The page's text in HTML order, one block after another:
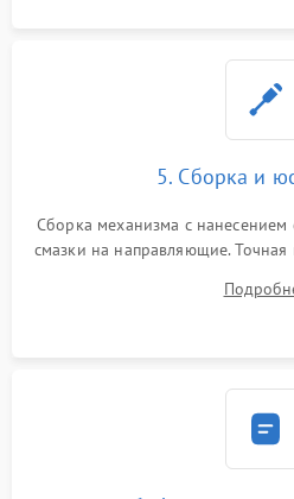
5. Сборка и
Сборка механизма с нанесением
смазки на направляющие.
программным или механическим
бэк